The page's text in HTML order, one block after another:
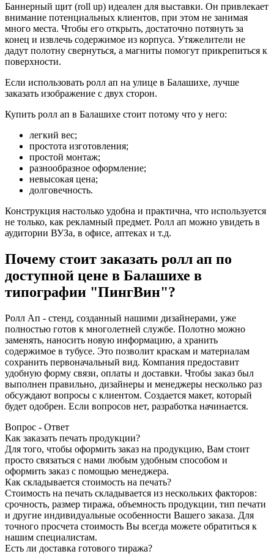
Баннерный щит (roll up) идеален для выставки. Он привлекает
внимание потенциальных клиентов, при этом не занимая
много места. Чтобы его открыть, достаточно потянуть за
конец и извлечь содержимое из корпуса. Утяжелители не
дадут полотну свернуться, а магниты помогут прикрепиться к
поверхности.
Если использовать ролл ап на улице в Балашихе, лучше
заказать изображение с двух сторон.
Купить ролл ап в Балашихе стоит потому что у него:
легкий вес;
простота изготовления;
простой монтаж;
разнообразное оформление;
невысокая цена;
долговечность.
Конструкция настолько удобна и практична, что используется
не только, как рекламный предмет. Ролл ап можно увидеть в
аудитории ВУЗа, в офисе, аптеках и т.д.
Почему стоит заказать ролл ап по
доступной цене в Балашихе в
типографии "ПингВин"?
Ролл Ап - стенд, созданный нашими дизайнерами, уже
полностью готов к многолетней службе. Полотно можно
заменять, наносить новую информацию, а хранить
содержимое в тубусе. Это позволит краскам и материалам
сохранить первоначальный вид. Компания предоставит
удобную форму связи, оплаты и доставки. Чтобы заказ был
выполнен правильно, дизайнеры и менеджеры несколько раз
обсуждают вопросы с клиентом. Создается макет, который
будет одобрен. Если вопросов нет, разработка начинается.
Вопрос - Ответ
Как заказать печать продукции?
Для того, чтобы оформить заказ на продукцию, Вам стоит
просто связаться с нами любым удобным способом и
оформить заказ с помощью менеджера.
Как складывается стоимость на печать?
Стоимость на печать складывается из нескольких факторов:
срочность, размер тиража, объемность продукции, тип печати
и другие индивидуальные особенности Вашего заказа. Для
точного просчета стоимость Вы всегда можете обратиться к
нашим специалистам.
Есть ли доставка готового тиража?